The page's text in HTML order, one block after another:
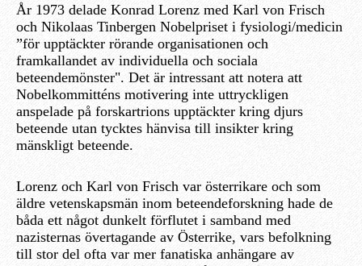
År 1973 delade Konrad Lorenz med Karl von Frisch
och Nikolaas Tinbergen Nobelpriset i fysiologi/medicin
”för upptäckter rörande organisationen och
framkallandet av individuella och sociala
beteendemönster". Det är intressant att notera att
Nobelkommitténs motivering inte uttryckligen
anspelade på forskartrions upptäckter kring djurs
beteende utan tycktes hänvisa till insikter kring
mänskligt beteende.
Lorenz och Karl von Frisch var österrikare och som
äldre vetenskapsmän inom beteendeforskning hade de
båda ett något dunkelt förflutet i samband med
nazisternas övertagande av Österrike, vars befolkning
till stor del ofta var mer fanatiska anhängare av